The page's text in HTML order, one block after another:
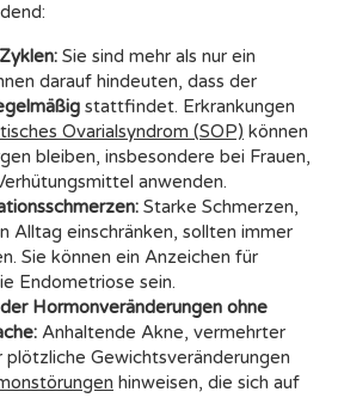
Sie sind mehr als nur ein
darauf hindeuten, dass der
stattfindet. Erkrankungen
Ovarialsyndrom (SOP) können
bleiben, insbesondere bei Frauen,
anwenden.
Starke Schmerzen,
Alltag einschränken, sollten immer
Sie können ein Anzeichen für
Endometriose sein.
Hormonveränderungen ohne
Anhaltende Akne, vermehrter
plötzliche Gewichtsveränderungen
hinweisen, die sich auf